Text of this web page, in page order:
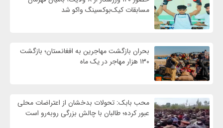
مسابقات کیک‌بوکسینگ واکو شد
بحران بازگشت مهاجرین به افغانستان؛ بازگشت
۱۳۰ هزار مهاجر در یک ماه
محب بابک: تحولات بدخشان از اعتراضات محلی
عبور کرده؛ طالبان با چالش بزرگی روبه‌رو است